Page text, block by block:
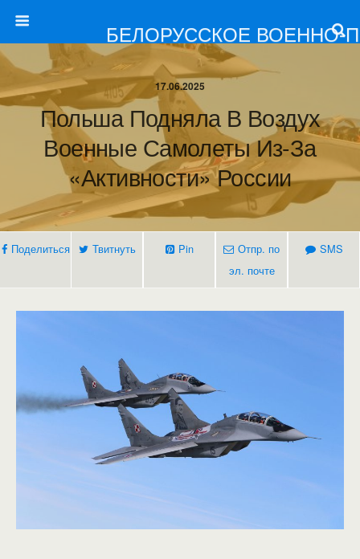
БЕЛОРУССКОЕ ВОЕННО-
17.06.2025
Польша Подняла В Воздух
Военные Самолеты Из-За
«активности» России
Поделиться Твитнуть Pin
Отпр. по
эл. почте
SMS